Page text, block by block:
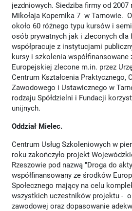
jezdniowych. Siedziba firmy od 2007
Mikołaja Kopernika 7 w Tarnowie.
około 60 różnego typu kursów i
osób prywatnych jak i zleconych dla
współpracuje z instytucjami
kursy i szkolenia współfinansowane
Europejskiej zlecone m.in. przez
Centrum Kształcenia Praktycznego,
Zawodowego i Ustawicznego w
rodzaju Spółdzielni i Fundacji
unijnych.
Oddział Mielec.
Centrum Usług Szkoleniowych w
roku zakończyło projekt
Rzeszowie pod nazwą "Droga do
współfinansowany ze środków
Społecznego mający na celu
wszystkich uczestników projektu -
zawodowej oraz dopasowanie